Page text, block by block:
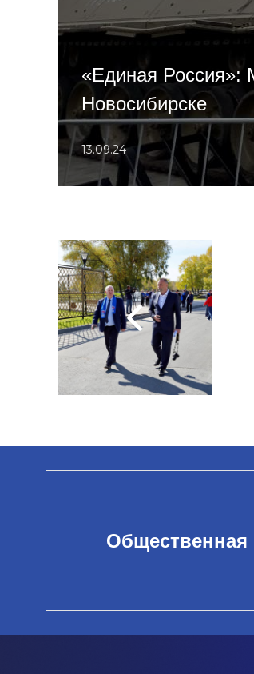
«Единая Россия»:
Новосибирске
13.09.24
Общественная